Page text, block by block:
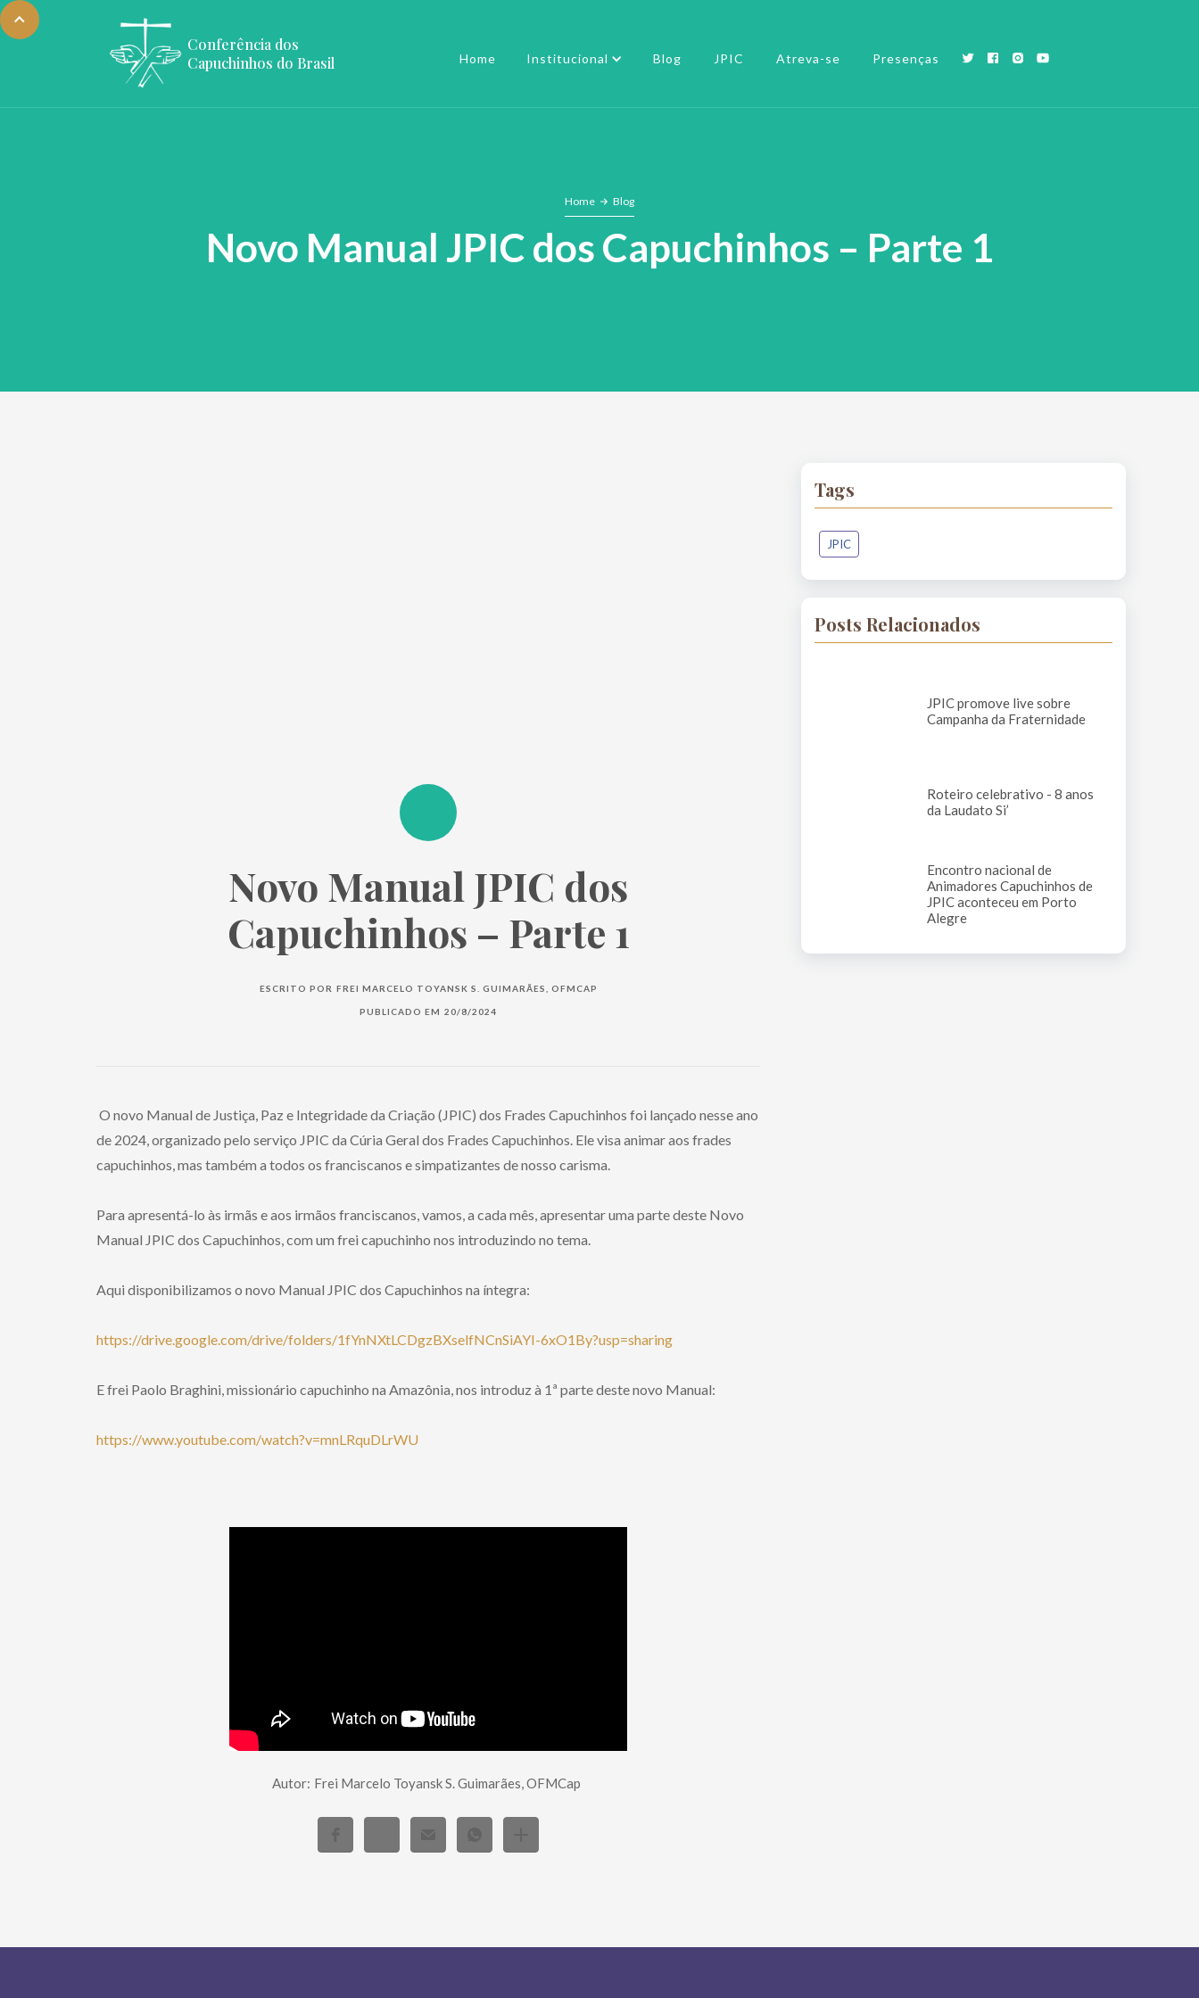
Conferência dos
Capuchinhos do Brasil
Home Institucional Blog JPIC Atreva-se Presenças
Home Blog
Novo Manual JPIC dos Capuchinhos – Parte 1
Novo Manual JPIC dos
Capuchinhos – Parte 1
ESCRITO POR FREI MARCELO TOYANSK S. GUIMARÃES, OFMCAP
PUBLICADO EM 20/8/2024
O novo Manual de Justiça, Paz e Integridade da Criação (JPIC) dos Frades Capuchinhos foi lançado nesse ano
de 2024, organizado pelo serviço JPIC da Cúria Geral dos Frades Capuchinhos. Ele visa animar aos frades
capuchinhos, mas também a todos os franciscanos e simpatizantes de nosso carisma.
Para apresentá-lo às irmãs e aos irmãos franciscanos, vamos, a cada mês, apresentar uma parte deste Novo
Manual JPIC dos Capuchinhos, com um frei capuchinho nos introduzindo no tema.
Aqui disponibilizamos o novo Manual JPIC dos Capuchinhos na íntegra:
https://drive.google.com/drive/folders/1fYnNXtLCDgzBXselfNCnSiAYI-6xO1By?usp=sharing
E frei Paolo Braghini, missionário capuchinho na Amazônia, nos introduz à 1ª parte deste novo Manual:
https://www.youtube.com/watch?v=mnLRquDLrWU
Autor: Frei Marcelo Toyansk S. Guimarães, OFMCap
Tags
JPIC
Posts Relacionados
JPIC promove live sobre
Campanha da Fraternidade
Roteiro celebrativo - 8 anos
da Laudato Si’
Encontro nacional de
Animadores Capuchinhos de
JPIC aconteceu em Porto
Alegre